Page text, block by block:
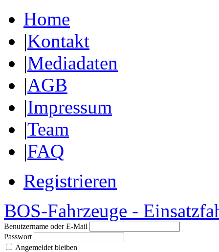
Home
|Kontakt
|Mediadaten
|AGB
|Impressum
|Team
|FAQ
Registrieren
BOS-Fahrzeuge -
Benutzername oder E-Mail
Passwort
Angemeldet bleiben